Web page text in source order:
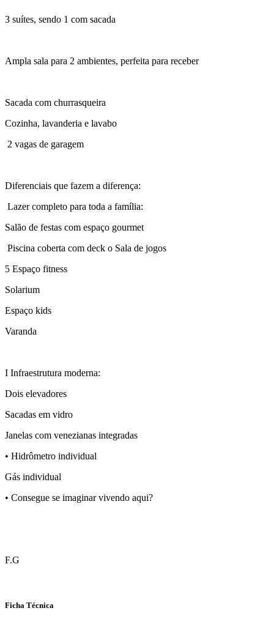
3 suítes, sendo 1 com sacada
Ampla sala para 2 ambientes, perfeita para receber
Sacada com churrasqueira
Cozinha, lavanderia e lavabo
2 vagas de garagem
Diferenciais que fazem a diferença:
Lazer completo para toda a família:
Salão de festas com espaço gourmet
Piscina coberta com deck o Sala de jogos
5 Espaço fitness
Solarium
Espaço kids
Varanda
I Infraestrutura moderna:
Dois elevadores
Sacadas em vidro
Janelas com venezianas integradas
• Hidrômetro individual
Gás individual
• Consegue se imaginar vivendo aqui?
F.G
Ficha Técnica